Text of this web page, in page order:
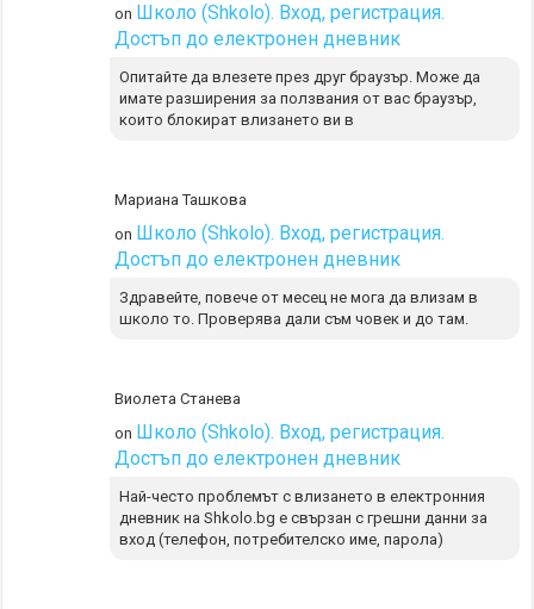
on Школо (Shkolo). Вход, регистрация.
Достъп до електронен дневник
Опитайте да влезете през друг браузър. Може да
имате разширения за ползвания от вас браузър,
които блокират влизането ви в
Мариана Ташкова
on Школо (Shkolo). Вход, регистрация.
Достъп до електронен дневник
Здравейте, повече от месец не мога да влизам в
школо то. Проверява дали съм човек и до там.
Виолета Станева
on Школо (Shkolo). Вход, регистрация.
Достъп до електронен дневник
Най-често проблемът с влизането в електронния
дневник на Shkolo.bg е свързан с грешни данни за
вход (телефон, потребителско име, парола)